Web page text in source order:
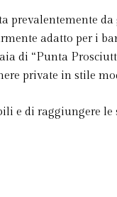
prevalentemente
adatto per i
di “Punta
private in stile
e di raggiungere